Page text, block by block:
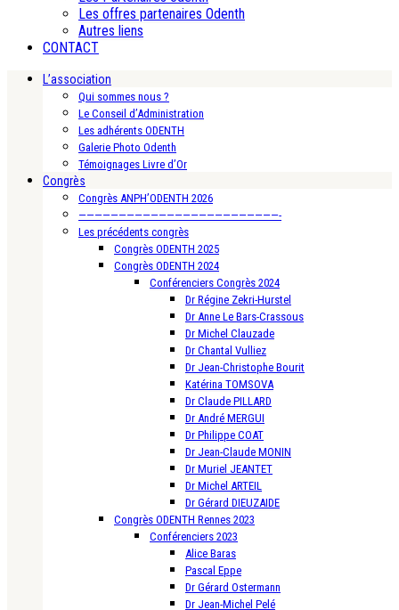
Les offres partenaires Odenth
Autres liens
CONTACT
L’association
Qui sommes nous ?
Le Conseil d’Administration
Les adhérents ODENTH
Galerie Photo Odenth
Témoignages Livre d’Or
Congrès
Congrès ANPH’ODENTH 2026
—————————————————————————-
Les précédents congrès
Congrès ODENTH 2025
Congrès ODENTH 2024
Conférenciers Congrès 2024
Dr Régine Zekri-Hurstel
Dr Anne Le Bars-Crassous
Dr Michel Clauzade
Dr Chantal Vulliez
Dr Jean-Christophe Bourit
Katérina TOMSOVA
Dr Claude PILLARD
Dr André MERGUI
Dr Philippe COAT
Dr Jean-Claude MONIN
Dr Muriel JEANTET
Dr Michel ARTEIL
Dr Gérard DIEUZAIDE
Congrès ODENTH Rennes 2023
Conférenciers 2023
Alice Baras
Pascal Eppe
Dr Gérard Ostermann
Dr Jean-Michel Pelé